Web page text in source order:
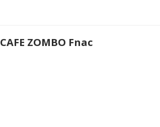
CAFE ZOMBO Fnac